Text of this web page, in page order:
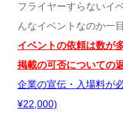
フライヤーすらないイ
んなイベントなのか一
イベントの依頼は数が
掲載の可否についての
企業の宣伝・入場料が
¥22,000)